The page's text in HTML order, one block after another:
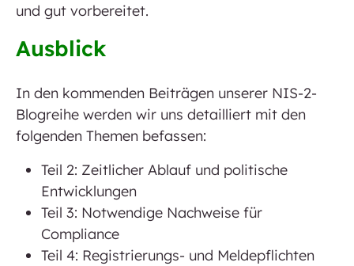
und gut vorbereitet.
Ausblick
In den kommenden Beiträgen unserer NIS-2-
Blogreihe werden wir uns detailliert mit den
folgenden Themen befassen:
Teil 2: Zeitlicher Ablauf und politische
Entwicklungen
Teil 3: Notwendige Nachweise für
Compliance
Teil 4: Registrierungs- und Meldepflichten